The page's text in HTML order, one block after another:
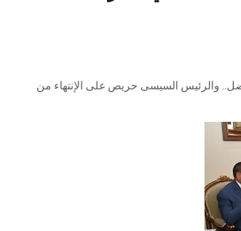
والرئيس السيسى حريص على الإنتهاء من